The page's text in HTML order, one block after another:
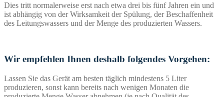
Dies tritt normalerweise erst nach etwa drei bis fünf Jahren ein und
ist abhängig von der Wirksamkeit der Spülung, der Beschaffenheit
des Leitungswassers und der Menge des produzierten Wassers.
Wir empfehlen Ihnen deshalb folgendes Vorgehen:
Lassen Sie das Gerät am besten täglich mindestens 5 Liter
produzieren, sonst kann bereits nach wenigen Monaten die